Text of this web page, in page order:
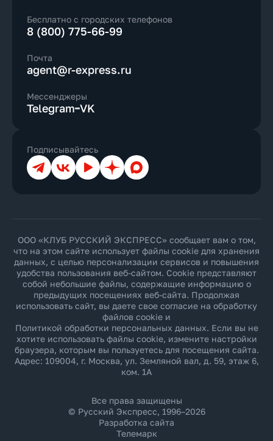
Бесплатно с городских телефонов
8 (800) 775-66-99
Почта
agent@r-express.ru
Мессенджеры
Telegram VK
Подписывайтесь
ТелеграмВКонтакте
YouTubeДзен Max
ООО «КЛУБ РУССКИЙ ЭКСПРЕСС» сообщает вам о том,
что на этом сайте использует файлы cookie для хранения
данных, с целью персонализации сервисов и повышения
удобства пользования веб-сайтом. Cookie представляют
собой небольшие файлы, содержащие информацию о
предыдущих посещениях веб-сайта. Продолжая
использовать сайт, вы даете свое согласие на обработку
файлов cookie и
Политикой обработки персональных данных. Если вы не
хотите использовать файлы cookie, измените настройки
браузера, которым вы пользуетесь для посещения сайта.
Адрес: 109004, г. Москва, ул. Земляной вал, д. 59, этаж 6,
ком. 1А
Все права защищены
© Русский Экспресс, 1996–2026
Разработка сайта
Телемарк